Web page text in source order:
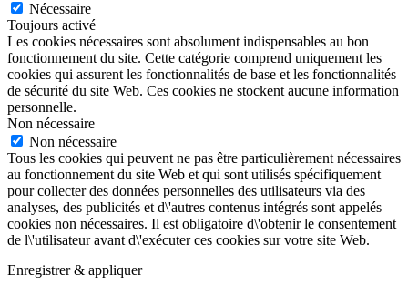
Nécessaire
Toujours activé
Les cookies nécessaires sont absolument indispensables au bon
fonctionnement du site. Cette catégorie comprend uniquement les
cookies qui assurent les fonctionnalités de base et les fonctionnalités
de sécurité du site Web. Ces cookies ne stockent aucune information
personnelle.
Non nécessaire
Non nécessaire
Tous les cookies qui peuvent ne pas être particulièrement nécessaires
au fonctionnement du site Web et qui sont utilisés spécifiquement
pour collecter des données personnelles des utilisateurs via des
analyses, des publicités et d\'autres contenus intégrés sont appelés
cookies non nécessaires. Il est obligatoire d\'obtenir le consentement
de l\'utilisateur avant d\'exécuter ces cookies sur votre site Web.
Enregistrer & appliquer